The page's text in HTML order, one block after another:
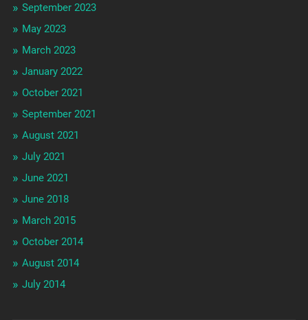
September 2023
May 2023
March 2023
January 2022
October 2021
September 2021
August 2021
July 2021
June 2021
June 2018
March 2015
October 2014
August 2014
July 2014